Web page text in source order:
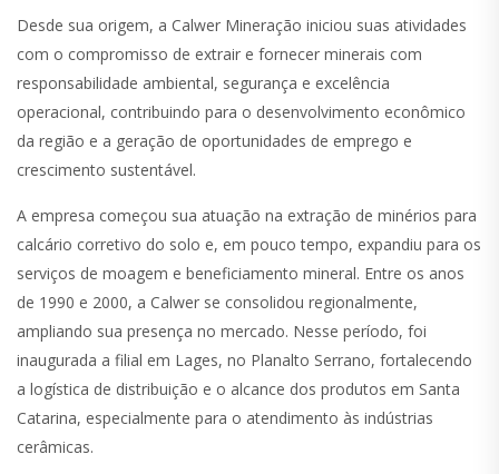
Desde sua origem, a Calwer Mineração iniciou suas atividades
com o compromisso de extrair e fornecer minerais com
responsabilidade ambiental, segurança e excelência
operacional, contribuindo para o desenvolvimento econômico
da região e a geração de oportunidades de emprego e
crescimento sustentável.
A empresa começou sua atuação na extração de minérios para
calcário corretivo do solo e, em pouco tempo, expandiu para os
serviços de moagem e beneficiamento mineral. Entre os anos
de 1990 e 2000, a Calwer se consolidou regionalmente,
ampliando sua presença no mercado. Nesse período, foi
inaugurada a filial em Lages, no Planalto Serrano, fortalecendo
a logística de distribuição e o alcance dos produtos em Santa
Catarina, especialmente para o atendimento às indústrias
cerâmicas.